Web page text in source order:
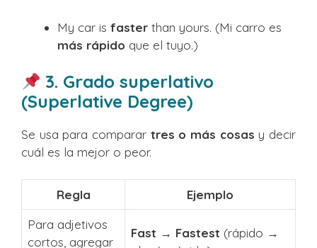
My car is faster than yours. (Mi carro es
más rápido que el tuyo.)
3. Grado superlativo
(Superlative Degree)
Se usa para comparar tres o más cosas y decir
cuál es la mejor o peor.
Regla
Ejemplo
Para adjetivos
cortos, agregar
Fast → Fastest (rápido →